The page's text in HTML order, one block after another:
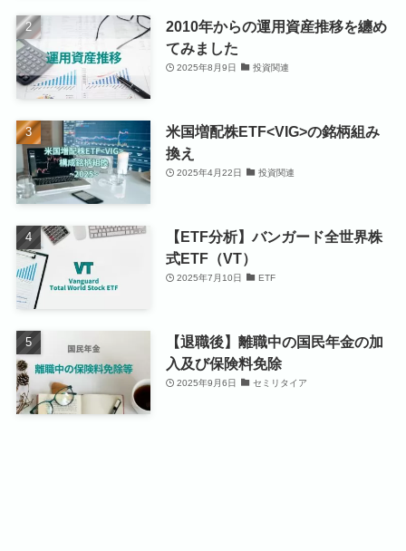
2010年からの運用資産推移を纏め
てみました
2025年8月9日 投資関連
米国増配株ETF<VIG>の銘柄組み
換え
2025年4月22日 投資関連
【ETF分析】バンガード全世界株
式ETF（VT）
2025年7月10日 ETF
【退職後】離職中の国民年金の加
入及び保険料免除
2025年9月6日 セミリタイア